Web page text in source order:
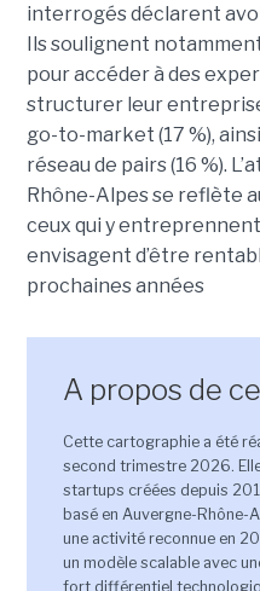
interrogés déclarent
Ils soulignent
pour accéder à des
structurer leur
go-to-market (17 %),
réseau de pairs (16 %).
Rhône-Alpes se reflète
ceux qui y
envisagent d’être
prochaines années
A propos de
Cette cartographie a été
second trimestre 2026.
startups créées depuis
basé en Auvergne-Rhône-
une activité reconnue en
un modèle scalable avec
fort différentiel